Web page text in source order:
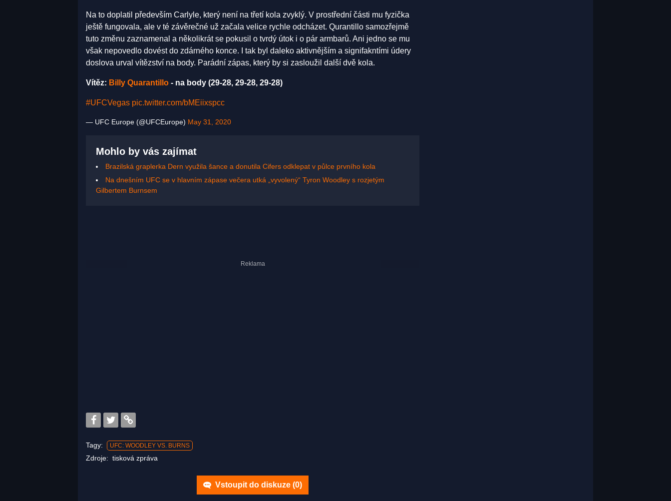
Na to doplatil především Carlyle, který není na třetí kola zvyklý. V prostřední části mu fyzička
ještě fungovala, ale v té závěrečné už začala velice rychle odcházet. Qurantillo samozřejmě
tuto změnu zaznamenal a několikrát se pokusil o tvrdý útok i o pár armbarů. Ani jedno se mu
však nepovedlo dovést do zdárného konce. I tak byl daleko aktivnějším a signifakntími údery
doslova urval vítězství na body. Parádní zápas, který by si zasloužil další dvě kola.
Vítěz: Billy Quarantillo - na body (29-28, 29-28, 29-28)
#UFCVegas pic.twitter.com/bMEiixspcc
— UFC Europe (@UFCEurope) May 31, 2020
Mohlo by vás zajímat
Brazilská graplerka Dern využila šance a donutila Cifers odklepat v půlce prvního kola
Na dnešním UFC se v hlavním zápase večera utká „vyvolený“ Tyron Woodley s rozjetým
Gilbertem Burnsem
Tagy: UFC: WOODLEY VS. BURNS
Zdroje: tisková zpráva
Vstoupit do diskuze (0)